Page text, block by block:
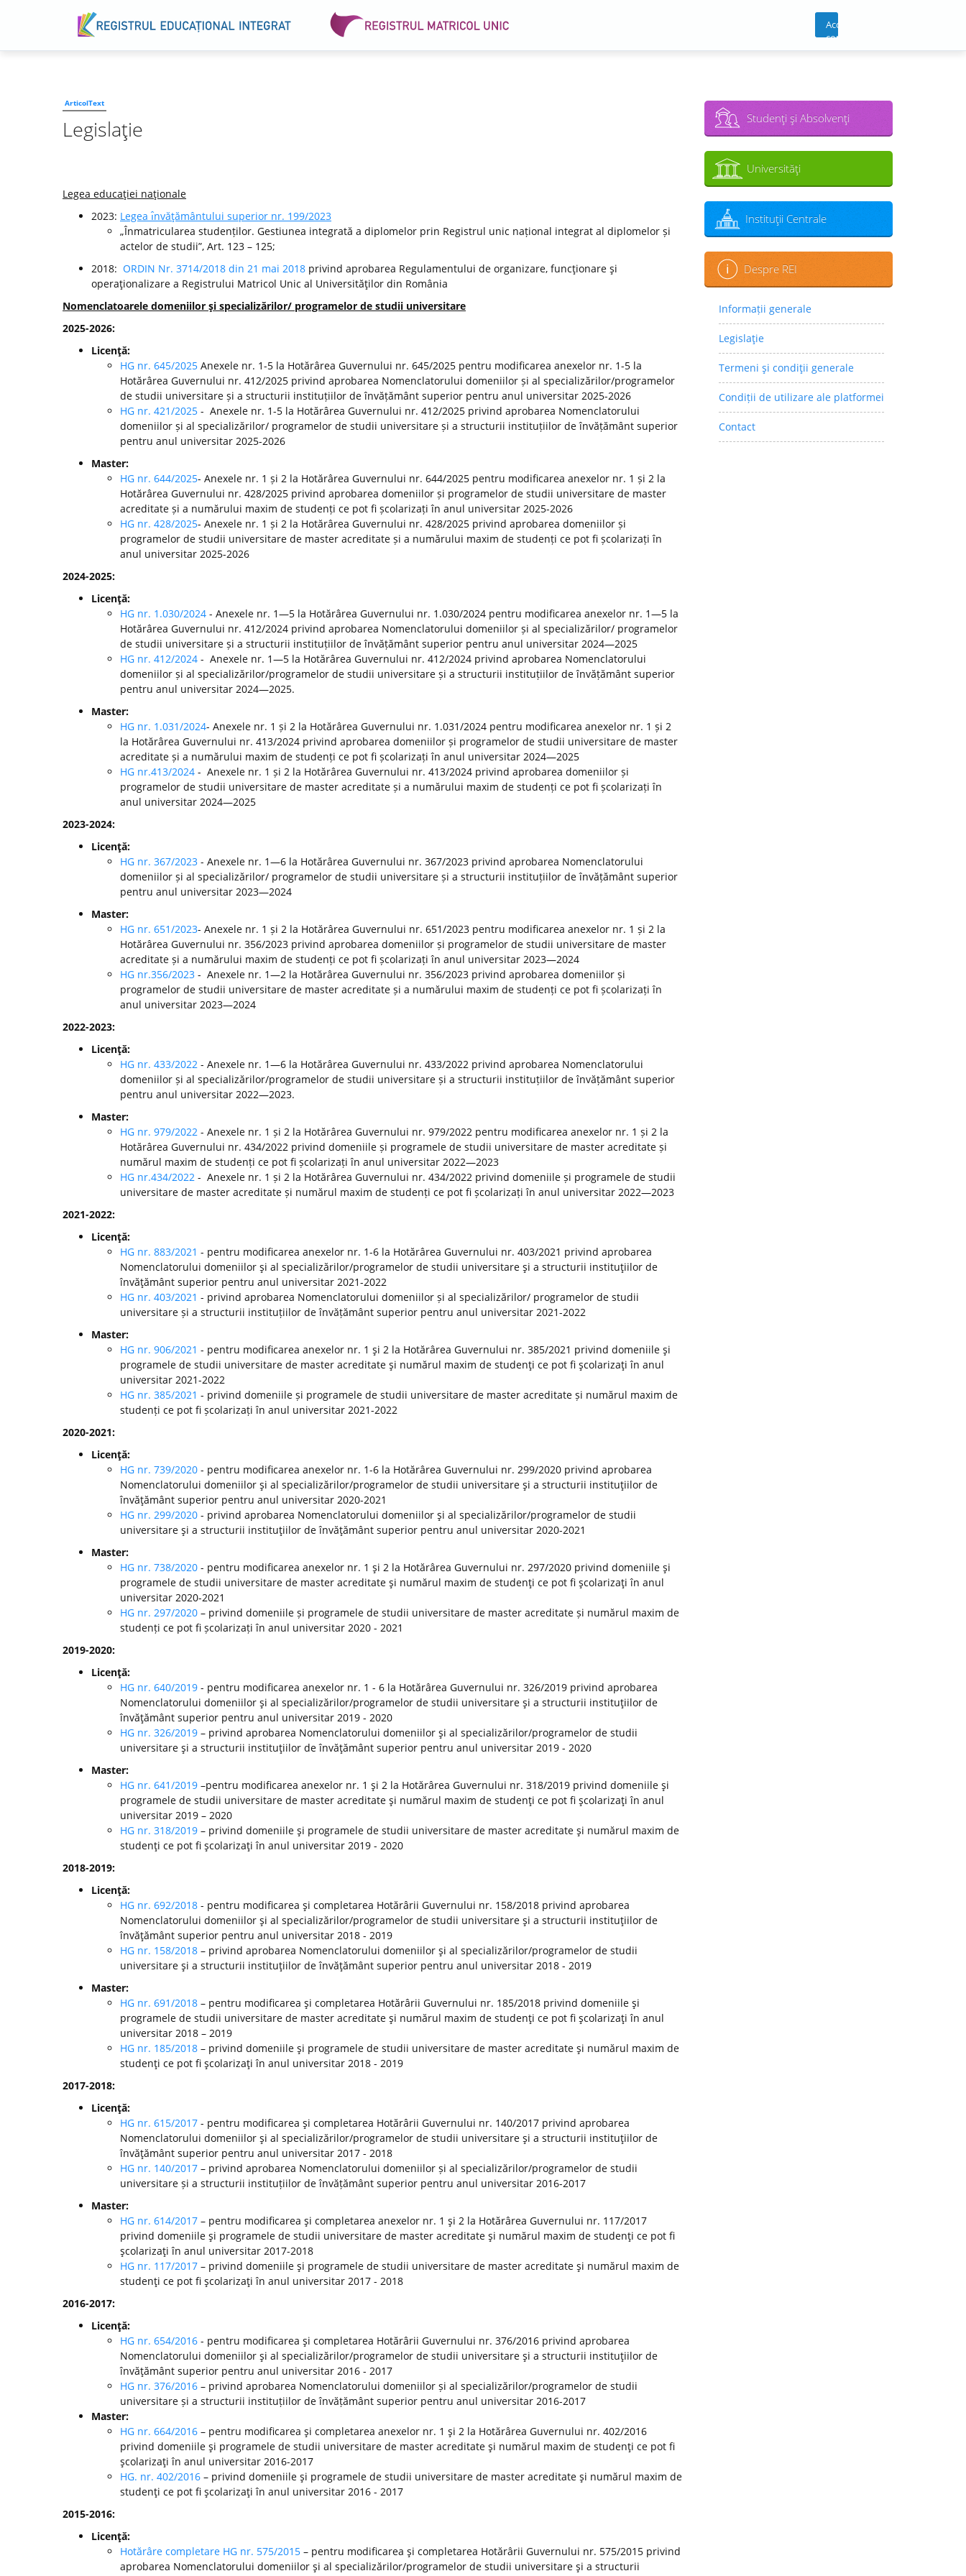
Acces
cont
ArticolText
Legislaţie
Legea educaţiei naţionale
2023: Legea ı̂nvăţământului superior nr. 199/2023
„Înmatricularea studenților. Gestiunea integrată a diplomelor prin Registrul unic național integrat al diplomelor și
actelor de studii”, Art. 123 – 125;
2018: ORDIN Nr. 3714/2018 din 21 mai 2018 privind aprobarea Regulamentului de organizare, funcţionare şi
operaţionalizare a Registrului Matricol Unic al Universităţilor din România
Nomenclatoarele domeniilor şi specializărilor/ programelor de studii universitare
2025-2026:
Licenţă:
HG nr. 645/2025 Anexele nr. 1-5 la Hotărârea Guvernului nr. 645/2025 pentru modificarea anexelor nr. 1-5 la
Hotărârea Guvernului nr. 412/2025 privind aprobarea Nomenclatorului domeniilor și al specializărilor/programelor
de studii universitare și a structurii instituțiilor de învățământ superior pentru anul universitar 2025-2026
HG nr. 421/2025 - Anexele nr. 1-5 la Hotărârea Guvernului nr. 412/2025 privind aprobarea Nomenclatorului
domeniilor și al specializărilor/ programelor de studii universitare și a structurii instituțiilor de învățământ superior
pentru anul universitar 2025-2026
Master:
HG nr. 644/2025- Anexele nr. 1 și 2 la Hotărârea Guvernului nr. 644/2025 pentru modificarea anexelor nr. 1 și 2 la
Hotărârea Guvernului nr. 428/2025 privind aprobarea domeniilor și programelor de studii universitare de master
acreditate și a numărului maxim de studenți ce pot fi școlarizați în anul universitar 2025-2026
HG nr. 428/2025- Anexele nr. 1 și 2 la Hotărârea Guvernului nr. 428/2025 privind aprobarea domeniilor și
programelor de studii universitare de master acreditate și a numărului maxim de studenți ce pot fi școlarizați în
anul universitar 2025-2026
2024-2025:
Licenţă:
HG nr. 1.030/2024 - Anexele nr. 1—5 la Hotărârea Guvernului nr. 1.030/2024 pentru modificarea anexelor nr. 1—5 la
Hotărârea Guvernului nr. 412/2024 privind aprobarea Nomenclatorului domeniilor și al specializărilor/ programelor
de studii universitare și a structurii instituțiilor de învățământ superior pentru anul universitar 2024—2025
HG nr. 412/2024 - Anexele nr. 1—5 la Hotărârea Guvernului nr. 412/2024 privind aprobarea Nomenclatorului
domeniilor și al specializărilor/programelor de studii universitare și a structurii instituțiilor de învățământ superior
pentru anul universitar 2024—2025.
Master:
HG nr. 1.031/2024- Anexele nr. 1 și 2 la Hotărârea Guvernului nr. 1.031/2024 pentru modificarea anexelor nr. 1 și 2
la Hotărârea Guvernului nr. 413/2024 privind aprobarea domeniilor și programelor de studii universitare de master
acreditate și a numărului maxim de studenți ce pot fi școlarizați în anul universitar 2024—2025
HG nr.413/2024 - Anexele nr. 1 și 2 la Hotărârea Guvernului nr. 413/2024 privind aprobarea domeniilor și
programelor de studii universitare de master acreditate și a numărului maxim de studenți ce pot fi școlarizați în
anul universitar 2024—2025
2023-2024:
Licenţă:
HG nr. 367/2023 - Anexele nr. 1—6 la Hotărârea Guvernului nr. 367/2023 privind aprobarea Nomenclatorului
domeniilor și al specializărilor/ programelor de studii universitare și a structurii instituțiilor de învățământ superior
pentru anul universitar 2023—2024
Master:
HG nr. 651/2023- Anexele nr. 1 și 2 la Hotărârea Guvernului nr. 651/2023 pentru modificarea anexelor nr. 1 și 2 la
Hotărârea Guvernului nr. 356/2023 privind aprobarea domeniilor și programelor de studii universitare de master
acreditate și a numărului maxim de studenți ce pot fi școlarizați în anul universitar 2023—2024
HG nr.356/2023 - Anexele nr. 1—2 la Hotărârea Guvernului nr. 356/2023 privind aprobarea domeniilor și
programelor de studii universitare de master acreditate și a numărului maxim de studenți ce pot fi școlarizați în
anul universitar 2023—2024
2022-2023:
Licenţă:
HG nr. 433/2022 - Anexele nr. 1—6 la Hotărârea Guvernului nr. 433/2022 privind aprobarea Nomenclatorului
domeniilor și al specializărilor/programelor de studii universitare și a structurii instituțiilor de învățământ superior
pentru anul universitar 2022—2023.
Master:
HG nr. 979/2022 - Anexele nr. 1 și 2 la Hotărârea Guvernului nr. 979/2022 pentru modificarea anexelor nr. 1 și 2 la
Hotărârea Guvernului nr. 434/2022 privind domeniile și programele de studii universitare de master acreditate și
numărul maxim de studenți ce pot fi școlarizați în anul universitar 2022—2023
HG nr.434/2022 - Anexele nr. 1 și 2 la Hotărârea Guvernului nr. 434/2022 privind domeniile și programele de studii
universitare de master acreditate și numărul maxim de studenți ce pot fi școlarizați în anul universitar 2022—2023
2021-2022:
Licenţă:
HG nr. 883/2021 - pentru modificarea anexelor nr. 1-6 la Hotărârea Guvernului nr. 403/2021 privind aprobarea
Nomenclatorului domeniilor şi al specializărilor/programelor de studii universitare şi a structurii instituţiilor de
învăţământ superior pentru anul universitar 2021-2022
HG nr. 403/2021 - privind aprobarea Nomenclatorului domeniilor și al specializărilor/ programelor de studii
universitare și a structurii instituțiilor de învățământ superior pentru anul universitar 2021-2022
Master:
HG nr. 906/2021 - pentru modificarea anexelor nr. 1 şi 2 la Hotărârea Guvernului nr. 385/2021 privind domeniile şi
programele de studii universitare de master acreditate şi numărul maxim de studenţi ce pot fi şcolarizaţi în anul
universitar 2021-2022
HG nr. 385/2021 - privind domeniile și programele de studii universitare de master acreditate și numărul maxim de
studenți ce pot fi școlarizați în anul universitar 2021-2022
2020-2021:
Licenţă:
HG nr. 739/2020 - pentru modificarea anexelor nr. 1-6 la Hotărârea Guvernului nr. 299/2020 privind aprobarea
Nomenclatorului domeniilor şi al specializărilor/programelor de studii universitare şi a structurii instituţiilor de
învăţământ superior pentru anul universitar 2020-2021
HG nr. 299/2020 - privind aprobarea Nomenclatorului domeniilor şi al specializărilor/programelor de studii
universitare şi a structurii instituţiilor de învăţământ superior pentru anul universitar 2020-2021
Master:
HG nr. 738/2020 - pentru modificarea anexelor nr. 1 şi 2 la Hotărârea Guvernului nr. 297/2020 privind domeniile şi
programele de studii universitare de master acreditate şi numărul maxim de studenţi ce pot fi şcolarizaţi în anul
universitar 2020-2021
HG nr. 297/2020 – privind domeniile și programele de studii universitare de master acreditate și numărul maxim de
studenți ce pot fi școlarizați în anul universitar 2020 - 2021
2019-2020:
Licenţă:
HG nr. 640/2019 - pentru modificarea anexelor nr. 1 - 6 la Hotărârea Guvernului nr. 326/2019 privind aprobarea
Nomenclatorului domeniilor şi al specializărilor/programelor de studii universitare şi a structurii instituţiilor de
învăţământ superior pentru anul universitar 2019 - 2020
HG nr. 326/2019 – privind aprobarea Nomenclatorului domeniilor şi al specializărilor/programelor de studii
universitare şi a structurii instituţiilor de învăţământ superior pentru anul universitar 2019 - 2020
Master:
HG nr. 641/2019 –pentru modificarea anexelor nr. 1 şi 2 la Hotărârea Guvernului nr. 318/2019 privind domeniile şi
programele de studii universitare de master acreditate şi numărul maxim de studenţi ce pot fi şcolarizaţi în anul
universitar 2019 – 2020
HG nr. 318/2019 – privind domeniile şi programele de studii universitare de master acreditate şi numărul maxim de
studenţi ce pot fi şcolarizaţi în anul universitar 2019 - 2020
2018-2019:
Licenţă:
HG nr. 692/2018 - pentru modificarea şi completarea Hotărârii Guvernului nr. 158/2018 privind aprobarea
Nomenclatorului domeniilor şi al specializărilor/programelor de studii universitare şi a structurii instituţiilor de
învăţământ superior pentru anul universitar 2018 - 2019
HG nr. 158/2018 – privind aprobarea Nomenclatorului domeniilor şi al specializărilor/programelor de studii
universitare şi a structurii instituţiilor de învăţământ superior pentru anul universitar 2018 - 2019
Master:
HG nr. 691/2018 – pentru modificarea şi completarea Hotărârii Guvernului nr. 185/2018 privind domeniile şi
programele de studii universitare de master acreditate şi numărul maxim de studenţi ce pot fi şcolarizaţi în anul
universitar 2018 – 2019
HG nr. 185/2018 – privind domeniile şi programele de studii universitare de master acreditate şi numărul maxim de
studenţi ce pot fi şcolarizaţi în anul universitar 2018 - 2019
2017-2018:
Licenţă:
HG nr. 615/2017 - pentru modificarea şi completarea Hotărârii Guvernului nr. 140/2017 privind aprobarea
Nomenclatorului domeniilor şi al specializărilor/programelor de studii universitare şi a structurii instituţiilor de
învăţământ superior pentru anul universitar 2017 - 2018
HG nr. 140/2017 – privind aprobarea Nomenclatorului domeniilor și al specializărilor/programelor de studii
universitare și a structurii instituțiilor de învățământ superior pentru anul universitar 2016-2017
Master:
HG nr. 614/2017 – pentru modificarea şi completarea anexelor nr. 1 şi 2 la Hotărârea Guvernului nr. 117/2017
privind domeniile şi programele de studii universitare de master acreditate şi numărul maxim de studenţi ce pot fi
şcolarizaţi în anul universitar 2017-2018
HG nr. 117/2017 – privind domeniile şi programele de studii universitare de master acreditate şi numărul maxim de
studenţi ce pot fi şcolarizaţi în anul universitar 2017 - 2018
2016-2017:
Licenţă:
HG nr. 654/2016 - pentru modificarea şi completarea Hotărârii Guvernului nr. 376/2016 privind aprobarea
Nomenclatorului domeniilor şi al specializărilor/programelor de studii universitare şi a structurii instituţiilor de
învăţământ superior pentru anul universitar 2016 - 2017
HG nr. 376/2016 – privind aprobarea Nomenclatorului domeniilor și al specializărilor/programelor de studii
universitare și a structurii instituțiilor de învățământ superior pentru anul universitar 2016-2017
Master:
HG nr. 664/2016 – pentru modificarea şi completarea anexelor nr. 1 şi 2 la Hotărârea Guvernului nr. 402/2016
privind domeniile şi programele de studii universitare de master acreditate şi numărul maxim de studenţi ce pot fi
şcolarizaţi în anul universitar 2016-2017
HG. nr. 402/2016 – privind domeniile şi programele de studii universitare de master acreditate şi numărul maxim de
studenţi ce pot fi şcolarizaţi în anul universitar 2016 - 2017
2015-2016:
Licenţă:
Hotărâre completare HG nr. 575/2015 – pentru modificarea şi completarea Hotărârii Guvernului nr. 575/2015 privind
aprobarea Nomenclatorului domeniilor şi al specializărilor/programelor de studii universitare şi a structurii
Studenţi şi Absolvenţi
Universităţi
Instituţii Centrale
Despre REI
Informații generale
Legislaţie
Termeni şi condiţii generale
Condiții de utilizare ale platformei
Contact